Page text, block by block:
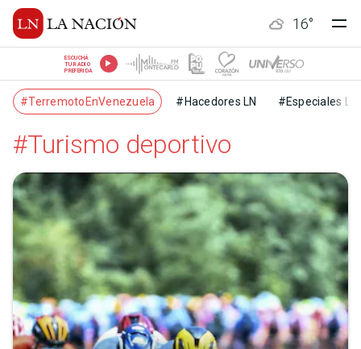
16°
ESCUCHÁ
TU RADIO
PREFERIDA
#TerremotoEnVenezuela #Hacedores LN #Especiales LN
#Turismo deportivo